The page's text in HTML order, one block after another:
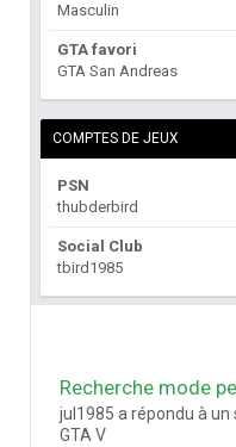
Masculin
GTA favori
GTA San Andreas
COMPTES DE JEUX
PSN
thubderbird
Social Club
tbird1985
Recherche mode
jul1985 a répondu à
GTA V